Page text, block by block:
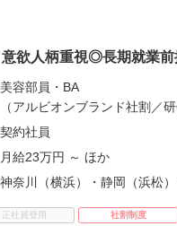
欲人柄重視◎長期就業
美容部員・BA
（アルビオンブランド社割／
契約社員
月給23万円 ～ ほか
神奈川（横浜）・静岡（浜松）
正社員登用 社割制度